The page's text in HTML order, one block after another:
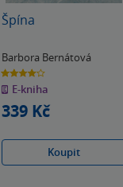
Špína
Barbora Bernátová
4.0
z
5
hvězdiček
E-kniha
339 Kč
Koupit